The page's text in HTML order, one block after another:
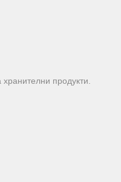
продукти.